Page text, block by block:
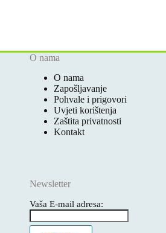
O nama
O nama
Zapošljavanje
Pohvale i prigovori
Uvjeti korištenja
Zaštita privatnosti
Kontakt
Newsletter
Vaša E-mail adresa: